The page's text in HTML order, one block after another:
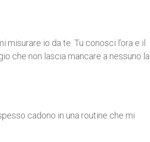
io da te. Tu conosci l’ora e il
che non lascia mancare a nessuno la
cadono in una routine che mi